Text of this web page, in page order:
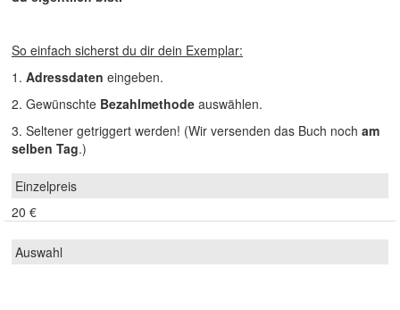
So einfach sicherst du dir dein Exemplar:
1. Adressdaten eingeben.
2. Gewünschte Bezahlmethode auswählen.
3. Seltener getriggert werden! (Wir versenden das Buch noch am
selben Tag.)
20 €